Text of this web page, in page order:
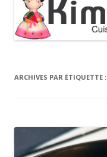
ARCHIVES PAR ÉTIQUETTE :